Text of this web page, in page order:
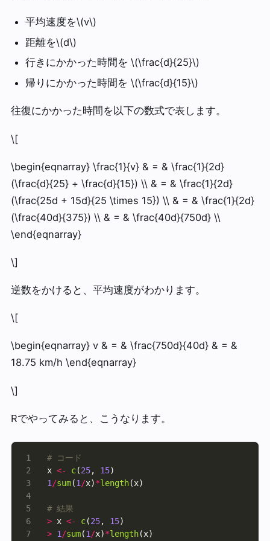
平均速度を\(v\)
距離を\(d\)
行きにかかった時間を \(\frac{d}{25}\)
帰りにかかった時間を \(\frac{d}{15}\)
往復にかかった時間を以下の数式で表します。
\[
\begin{eqnarray} \frac{1}{v} & = & \frac{1}{2d}
(\frac{d}{25} + \frac{d}{15}) \\ & = & \frac{1}{2d}
(\frac{25d + 15d}{25 \times 15}) \\ & = & \frac{1}{2d}
(\frac{40d}{375}) \\ & = & \frac{40d}{750d} \\
\end{eqnarray}
\]
逆数をかけると、平均速度がわかります。
\[
\begin{eqnarray} v & = & \frac{750d}{40d} & = &
18.75 km/h \end{eqnarray}
\]
Rでやってみると、こうなります。
1
3
4
5
6
7
# コード
x <- c(25, 15
1/sum(1/x)*length
# 結果
> x <- c(25, 15
> 1/sum(1/x)*length